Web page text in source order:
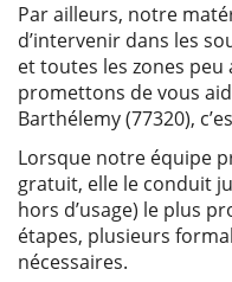
Par ailleurs, notre
d’intervenir dans les
et toutes les zones peu
promettons de vous
Barthélemy (77320),
Lorsque notre équipe
gratuit, elle le conduit
hors d’usage) le plus
étapes, plusieurs
nécessaires.